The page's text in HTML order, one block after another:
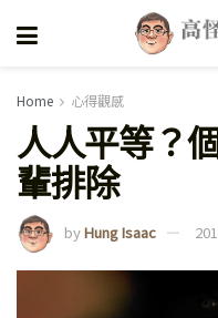
Home 心得觀感
人人平等？
輩排除
byHung Isaac